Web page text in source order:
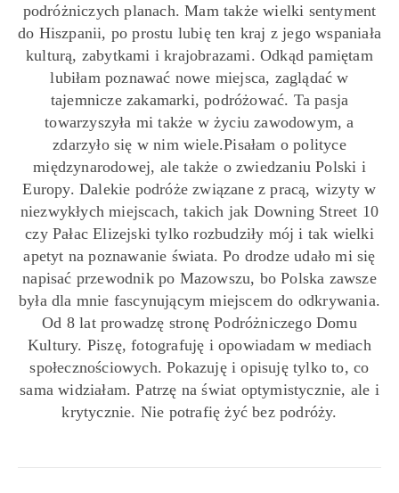
podróżniczych planach. Mam także wielki sentyment
do Hiszpanii, po prostu lubię ten kraj z jego wspaniała
kulturą, zabytkami i krajobrazami. Odkąd pamiętam
lubiłam poznawać nowe miejsca, zaglądać w
tajemnicze zakamarki, podróżować. Ta pasja
towarzyszyła mi także w życiu zawodowym, a
zdarzyło się w nim wiele.Pisałam o polityce
międzynarodowej, ale także o zwiedzaniu Polski i
Europy. Dalekie podróże związane z pracą, wizyty w
niezwykłych miejscach, takich jak Downing Street 10
czy Pałac Elizejski tylko rozbudziły mój i tak wielki
apetyt na poznawanie świata. Po drodze udało mi się
napisać przewodnik po Mazowszu, bo Polska zawsze
była dla mnie fascynującym miejscem do odkrywania.
Od 8 lat prowadzę stronę Podróżniczego Domu
Kultury. Piszę, fotografuję i opowiadam w mediach
społecznościowych. Pokazuję i opisuję tylko to, co
sama widziałam. Patrzę na świat optymistycznie, ale i
krytycznie. Nie potrafię żyć bez podróży.